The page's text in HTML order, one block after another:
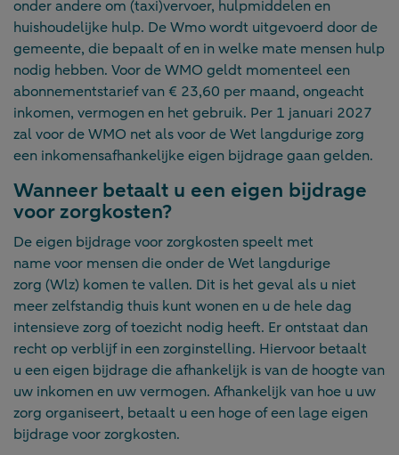
onder andere om (taxi)vervoer, hulpmiddelen en
huishoudelijke hulp. De Wmo wordt uitgevoerd door de
gemeente, die bepaalt of en in welke mate mensen hulp
nodig hebben. Voor de WMO geldt momenteel een
abonnementstarief van € 23,60 per maand, ongeacht
inkomen, vermogen en het gebruik. Per 1 januari 2027
zal voor de WMO net als voor de Wet langdurige zorg
een inkomensafhankelijke eigen bijdrage gaan gelden.
Wanneer betaalt u een eigen bijdrage
voor zorgkosten?
De eigen bijdrage voor zorgkosten speelt met
name voor mensen die onder de Wet langdurige
zorg (Wlz) komen te vallen. Dit is het geval als u niet
meer zelfstandig thuis kunt wonen en u de hele dag
intensieve zorg of toezicht nodig heeft. Er ontstaat dan
recht op verblijf in een zorginstelling. Hiervoor betaalt
u een eigen bijdrage die afhankelijk is van de hoogte van
uw inkomen en uw vermogen. Afhankelijk van hoe u uw
zorg organiseert, betaalt u een hoge of een lage eigen
bijdrage voor zorgkosten.